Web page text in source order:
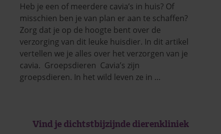
Heb je een of meerdere cavia’s in huis? Of
misschien ben je van plan er aan te schaffen?
Zorg dat je op de hoogte bent over de
verzorging van dit leuke huisdier. In dit artikel
vertellen we je alles over het verzorgen van je
cavia. Groepsdieren Cavia’s zijn
groepsdieren. In het wild leven ze in …
Vind je dichtstbijzijnde dierenkliniek